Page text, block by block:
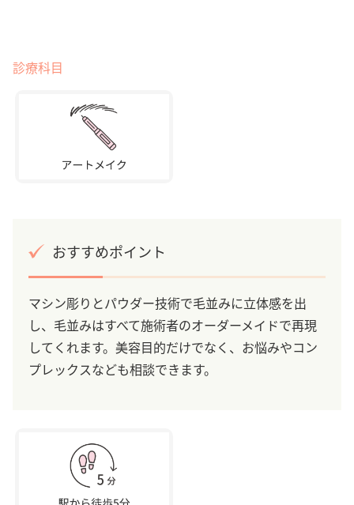
診療科目
おすすめポイント
マシン彫りとパウダー技術で毛並みに立体感を出
し、毛並みはすべて施術者のオーダーメイドで再現
してくれます。美容目的だけでなく、お悩みやコン
プレックスなども相談できます。